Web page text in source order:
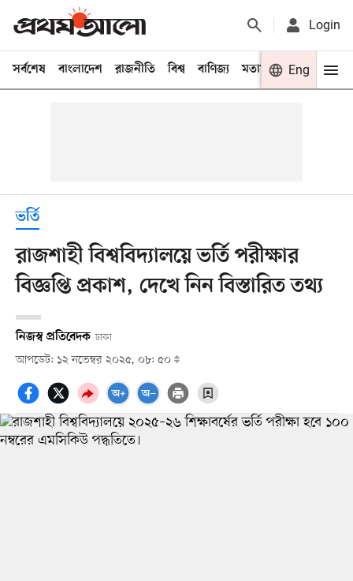
Login
সর্বশেষ বাংলাদেশ রাজনীতি বিশ্ব বাণিজ্য মতামত খেলা
Eng
ভর্তি
রাজশাহী বিশ্ববিদ্যালয়ে ভর্তি পরীক্ষার
বিজ্ঞপ্তি প্রকাশ, দেখে নিন বিস্তারিত তথ্য
নিজস্ব প্রতিবেদক ঢাকা
আপডেট: ১২ নভেম্বর ২০২৫, ০৮: ৫০